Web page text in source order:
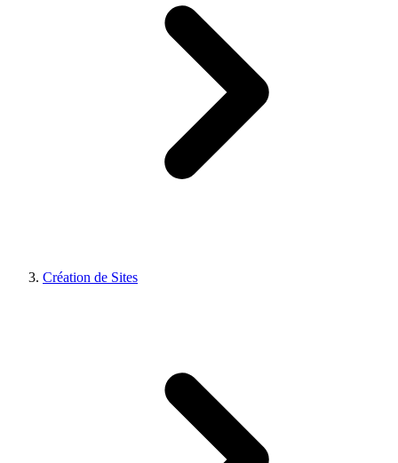
Création de Sites